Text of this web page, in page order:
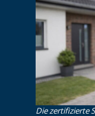
Die zertifizierte